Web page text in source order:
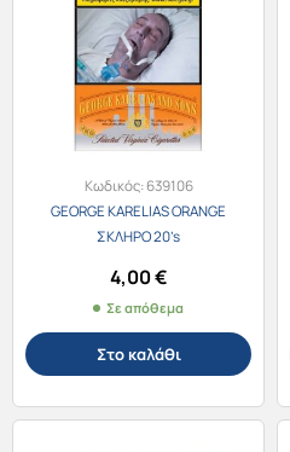
Κωδικός:639106
GEORGE KARELIAS ORANGE
ΣΚΛΗΡΟ 20’s
4,00€
Σε απόθεμα
Στο καλάθι